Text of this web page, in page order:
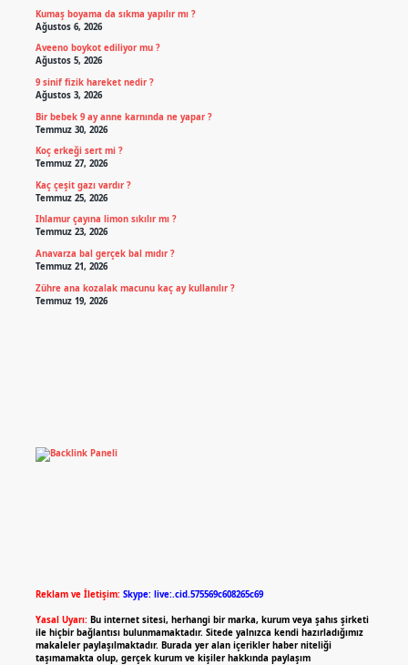
Kumaş boyama da sıkma yapılır mı ?
Ağustos 6, 2026
Aveeno boykot ediliyor mu ?
Ağustos 5, 2026
9 sinif fizik hareket nedir ?
Ağustos 3, 2026
Bir bebek 9 ay anne karnında ne yapar ?
Temmuz 30, 2026
Koç erkeği sert mi ?
Temmuz 27, 2026
Kaç çeşit gazı vardır ?
Temmuz 25, 2026
Ihlamur çayına limon sıkılır mı ?
Temmuz 23, 2026
Anavarza bal gerçek bal mıdır ?
Temmuz 21, 2026
Zühre ana kozalak macunu kaç ay kullanılır ?
Temmuz 19, 2026
Reklam ve İletişim: Skype: live:.cid.575569c608265c69
Yasal Uyarı: Bu internet sitesi, herhangi bir marka, kurum veya şahıs şirketi
ile hiçbir bağlantısı bulunmamaktadır. Sitede yalnızca kendi hazırladığımız
makaleler paylaşılmaktadır. Burada yer alan içerikler haber niteliği
taşımamakta olup, gerçek kurum ve kişiler hakkında paylaşım